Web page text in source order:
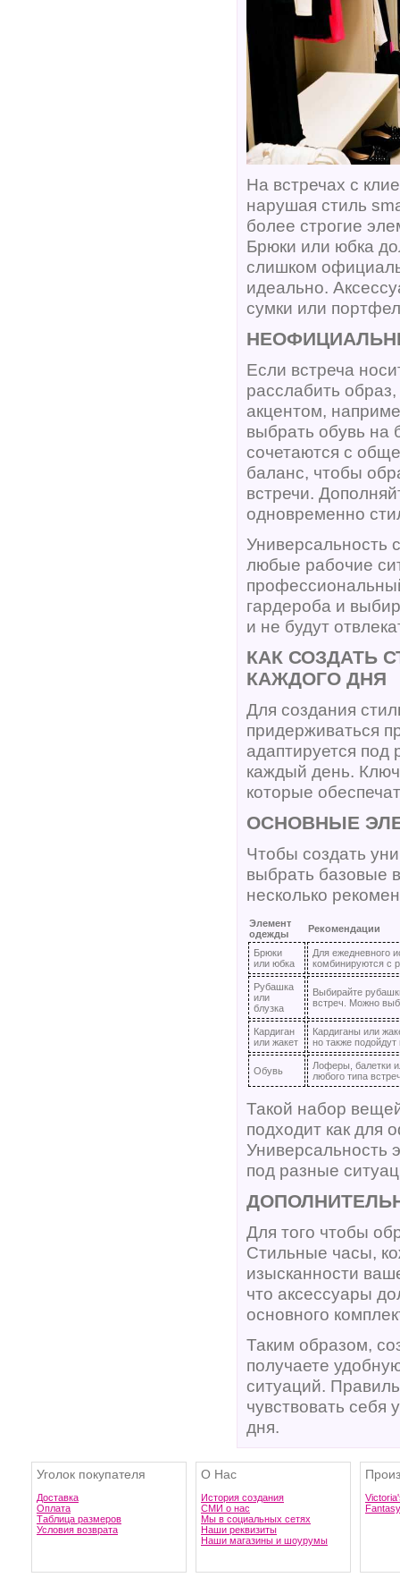
На встречах с
нарушая стиль
более строгие
Брюки или юбка
слишком
идеально.
сумки или
Если встреча
расслабить
акцентом,
выбрать обувь на
сочетаются с
баланс, чтобы
встречи.
одновременно
Универсальность
любые рабочие
гардероба и
и не будут
КАК СОЗДАТЬ
КАЖДОГО ДНЯ
Для создания
придерживаться
адаптируется под
каждый день.
которые
ОСНОВНЫЕ
Чтобы создать
выбрать базовые
несколько
Элемент
одежды
Рекомендации
Брюки
или юбка
Для ежедневного
комбинируются с
Рубашка
или
блузка
Выбирайте
встреч. Можно
Кардиган
или жакет
Кардиганы или
но также
Обувь
Лоферы, балетки
любого типа
Такой набор
подходит как для
Универсальность
под разные
Для того чтобы
Стильные часы,
изысканности
что аксессуары
основного
Таким образом,
получаете
ситуаций.
чувствовать себя
дня.
Уголок покупателя
Доставка
Оплата
Таблица размеров
Условия возврата
О Нас
История создания
СМИ о нас
Мы в социальных сетях
Наши реквизиты
Наши магазины и шоурумы